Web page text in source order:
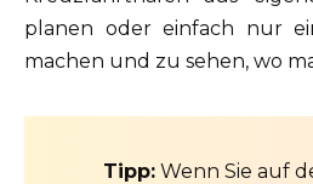
planen oder einfach nur
machen und zu sehen, wo
Tipp: Wenn Sie auf